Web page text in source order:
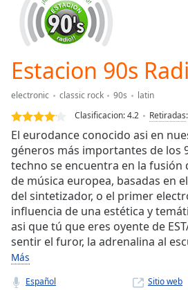
Backward
Skip
Forward
Mute
Current
Time0:00
Loaded:
0.00%
Stream
TypeLIVE
Seek to
live,
currently
behind
liveLIVE
Remaining
Time-
Estacion 90s
electronic classic rock 90s
latin
Clasificacion:4.2 Retiradas:
El eurodance conocido asi en
géneros más importantes de los
techno se encuentra en la fusión
de música europea, basadas en
del sintetizador, o el primer
influencia de una estética y
asi que tú que eres oyente de
sentir el furor, la adrenalina al
Más
Español Sitio web